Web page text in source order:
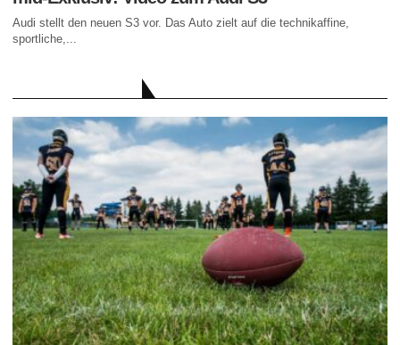
Audi stellt den neuen S3 vor. Das Auto zielt auf die technikaffine,
sportliche,...